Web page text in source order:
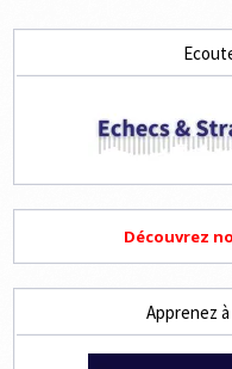
Découvrez
Apprenez